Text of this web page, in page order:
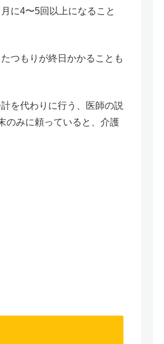
に4〜5回以上になること
つもりが終日かかることも
を代わりに行う、医師の説
のみに頼っていると、介護